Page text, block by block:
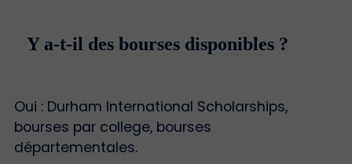
Y a-t-il des bourses disponibles ?
Oui : Durham International Scholarships,
bourses par college, bourses
départementales.